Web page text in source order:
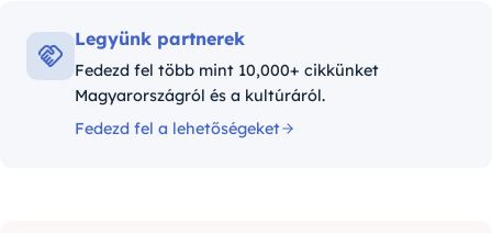
Legyünk partnerek
Fedezd fel több mint 10,000+ cikkünket
Magyarországról és a kultúráról.
Fedezd fel a lehetőségeket